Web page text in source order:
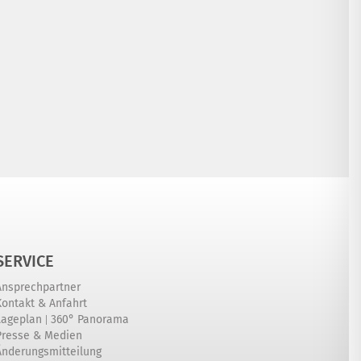
& Anfahrt
| 360° Panorama
& Medien